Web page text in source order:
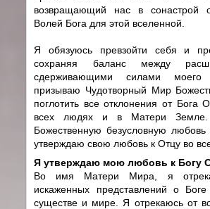
возвращающий нас в сонастрой
Волей Бога для этой вселенной.
Я обязуюсь превзойти себя и
сохраняя баланс между
сдерживающими силами
призываю Чудотворный Мир
поглотить все отклонения от Бога
всех людях и в Матери
Божественную безусловную
утверждаю свою любовь к Отцу во
Я утверждаю мою любовь к Богу
Во имя Матери Мира, я
искаженных представлений о
существе и мире. Я отрекаюсь от